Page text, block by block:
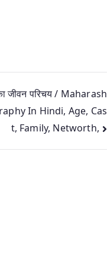
जीवन परिचय / Maharash
In Hindi, Age, Cas
t, Family, Networth,